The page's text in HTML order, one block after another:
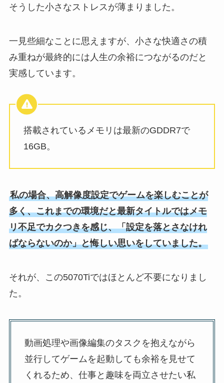
そうした小さなストレスが薄まりました。
一見些細なことに思えますが、小さな快適さの積
み重ねが最終的には人生の余裕につながるのだと
実感しています。
搭載されているメモリは最新のGDDR7で
16GB。
私の場合、高解像度設定でゲームを楽しむことが
多く、これまでの環境だと最新タイトルではメモ
リ不足でカクつきを感じ、「設定を落とさなけれ
ばならないのか」と悔しい思いをしていました。
それが、この5070Tiではほとんど不要になりまし
た。
動画処理や画像編集のタスクを抱えながら
並行してゲームを起動しても余裕を見せて
くれるため、仕事と趣味を両立させたい私